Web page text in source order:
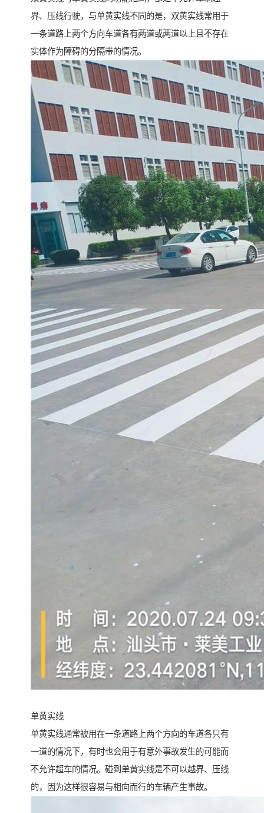
界、压线行驶，与单黄实线不同的是，双黄实线常用于
一条道路上两个方向车道各有两道或两道以上且不存在
实体作为障碍的分隔带的情况。
单黄实线
单黄实线通常被用在一条道路上两个方向的车道各只有
一道的情况下，有时也会用于有意外事故发生的可能而
不允许超车的情况。碰到单黄实线是不可以越界、压线
的，因为这样很容易与相向而行的车辆产生事故。